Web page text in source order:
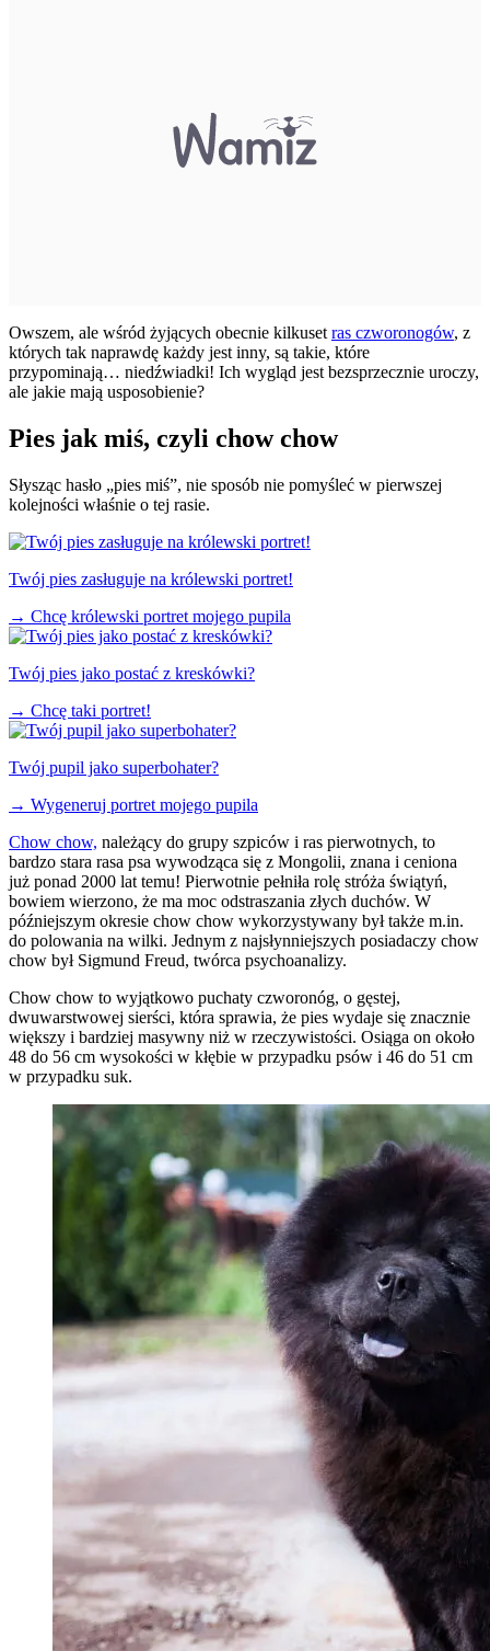
Owszem, ale wśród żyjących obecnie kilkuset ras czworonogów, z
których tak naprawdę każdy jest inny, są takie, które
przypominają… niedźwiadki! Ich wygląd jest bezsprzecznie uroczy,
ale jakie mają usposobienie?
Pies jak miś, czyli chow chow
Słysząc hasło „pies miś”, nie sposób nie pomyśleć w pierwszej
kolejności właśnie o tej rasie.
Twój pies zasługuje na królewski portret!
→ Chcę królewski portret mojego pupila
Twój pies jako postać z kreskówki?
→ Chcę taki portret!
Twój pupil jako superbohater?
→ Wygeneruj portret mojego pupila
Chow chow, należący do grupy szpiców i ras pierwotnych, to
bardzo stara rasa psa wywodząca się z Mongolii, znana i ceniona
już ponad 2000 lat temu! Pierwotnie pełniła rolę stróża świątyń,
bowiem wierzono, że ma moc odstraszania złych duchów. W
późniejszym okresie chow chow wykorzystywany był także m.in.
do polowania na wilki. Jednym z najsłynniejszych posiadaczy chow
chow był Sigmund Freud, twórca psychoanalizy.
Chow chow to wyjątkowo puchaty czworonóg, o gęstej,
dwuwarstwowej sierści, która sprawia, że pies wydaje się znacznie
większy i bardziej masywny niż w rzeczywistości. Osiąga on około
48 do 56 cm wysokości w kłębie w przypadku psów i 46 do 51 cm
w przypadku suk.